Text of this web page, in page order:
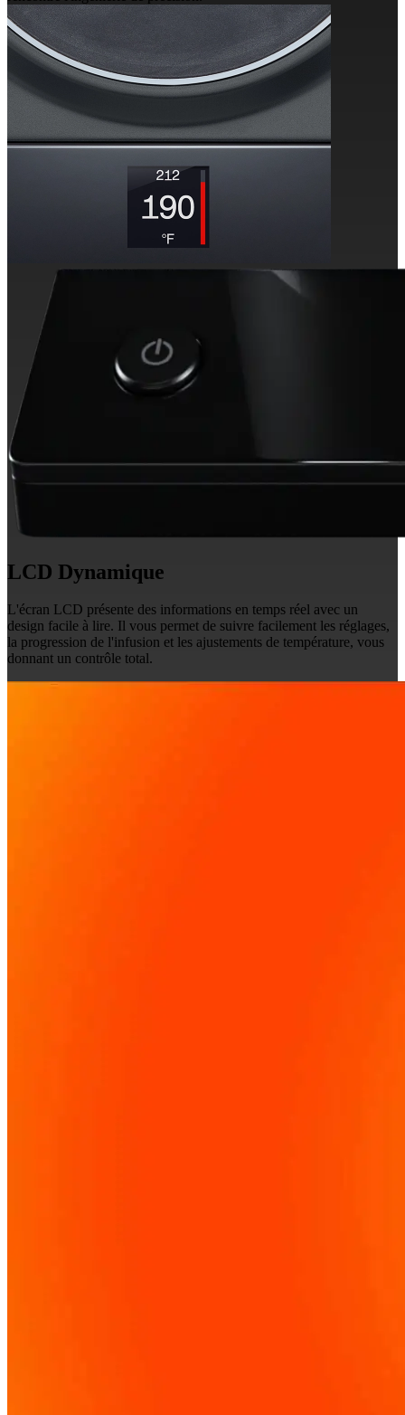
LCD Dynamique
L'écran LCD présente des informations en temps réel avec un
design facile à lire. Il vous permet de suivre facilement les réglages,
la progression de l'infusion et les ajustements de température, vous
donnant un contrôle total.